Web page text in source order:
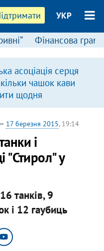
УКР
Фінансова
асоціація серця
чашок кави
щодня
17 березня 2015, 19:14
і
"Стирол" у
танків, 9
і 12 гаубиць